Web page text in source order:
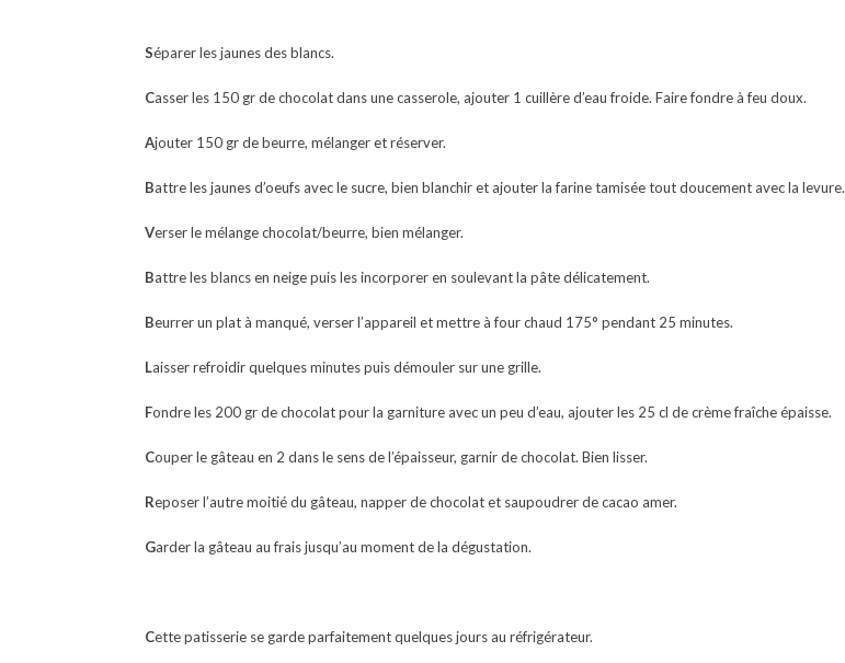
Séparer les jaunes des blancs.
Casser les 150 gr de chocolat dans une casserole, ajouter 1 cuillère d’eau froide. Faire fondre à feu doux.
Ajouter 150 gr de beurre, mélanger et réserver.
Battre les jaunes d’oeufs avec le sucre, bien blanchir et ajouter la farine tamisée tout doucement avec la levure.
Verser le mélange chocolat/beurre, bien mélanger.
Battre les blancs en neige puis les incorporer en soulevant la pâte délicatement.
Beurrer un plat à manqué, verser l’appareil et mettre à four chaud 175° pendant 25 minutes.
Laisser refroidir quelques minutes puis démouler sur une grille.
Fondre les 200 gr de chocolat pour la garniture avec un peu d’eau, ajouter les 25 cl de crème fraîche épaisse.
Couper le gâteau en 2 dans le sens de l’épaisseur, garnir de chocolat. Bien lisser.
Reposer l’autre moitié du gâteau, napper de chocolat et saupoudrer de cacao amer.
Garder la gâteau au frais jusqu’au moment de la dégustation.
Cette patisserie se garde parfaitement quelques jours au réfrigérateur.